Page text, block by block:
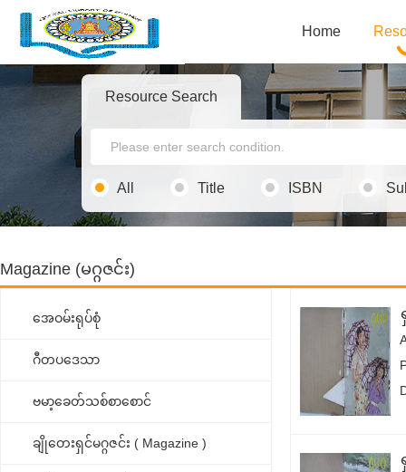
Home
Resource Search
All Title ISBN
Magazine (မဂ္ဂဇင်း)
အေဝမ်းရုပ်စုံ
ဂီတပဒေသာ
ဗမာ့ခေတ်သစ်စာစောင်
ချိုတေးရှင်မဂ္ဂဇင်း ( Magazine )